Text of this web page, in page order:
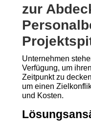
zur
Unternehmen
Verfügung, um
Zeitpunkt zu
um einen
und Kosten.